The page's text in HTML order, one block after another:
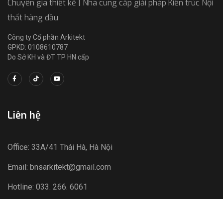
Chuyên gia thiết kế | Nhà cung cấp giải pháp Kiến trúc Nội
thất hàng đầu
Công ty Cổ phần Arkitekt
GPKD: 0108610787
Do Sở KH và ĐT TP HN cấp
Liên hệ
Office: 33A/41 Thái Hà, Hà Nội
Email: bnsarkitekt@gmail.com
Hotline: 033. 266. 6061